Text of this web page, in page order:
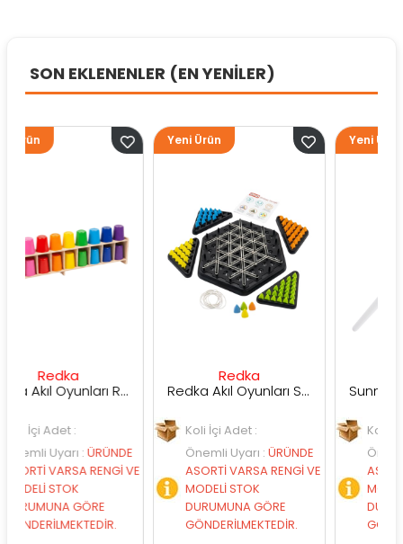
SON EKLENENLER (EN YENİLER)
Redka Akıl Oyunları Renk Dedektifi Oyunu
:ÜRÜNDE
RENGİ VE
GÖRE
Redka Akıl Oyunları Strateji Üçgeni Oyunu
Koli İçi Adet :
Önemli Uyarı:ÜRÜNDE
ASORTİ VARSA RENGİ VE
MODELİ STOK
DURUMUNA GÖRE
GÖNDERİLMEKTEDİR.
Yeni Ürün
Koli İçi Adet :
Önemli Uyarı
ASORTİ VARSA
MODELİ STOK
DURUMUNA
Yeni Ürün